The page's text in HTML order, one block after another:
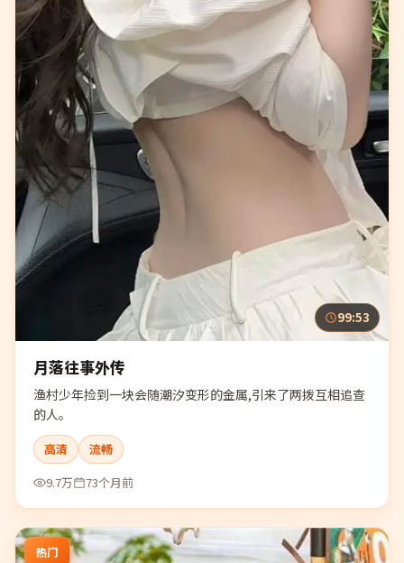
99:53
月落往事外传
渔村少年捡到一块会随潮汐变形的金属,引来了两拨互相追查
的人。
高清
流畅
9.7万
73个月前
热门